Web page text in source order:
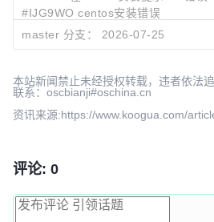
#IJG9WO centos安装错误
#IDHSXF 优化章节和课时提示
#IDH7EW 清理多余的kg-submit标记
最近提交:
ff85045e
使用kg-field代替kg-
master 分支： 2026-07-25
本站新闻禁止未经授权转载，违者依法
联系：oscbianji#oschina.cn
资讯来源:https://www.koogua.com/
评论: 0